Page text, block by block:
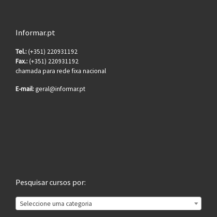
Informar.pt
Tel.:(+351) 220931192
Fax.:(+351) 220931192
chamada para rede fixa nacional
E-mail:geral@informar.pt
Pesquisar cursos por:
Seleccione uma categoria